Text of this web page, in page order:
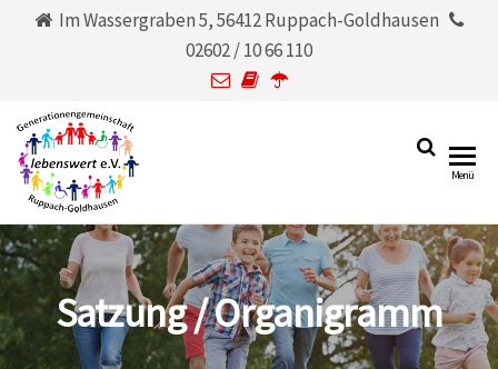
Im Wassergraben 5, 56412 Ruppach-Goldhausen
02602 / 10 66 110
Ruppach-Goldhausen
lebenswert e.V.
Menü
Satzung / Organigramm